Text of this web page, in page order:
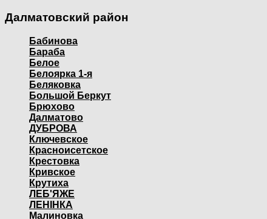
Далматовский район
Бабинова
Бараба
Белое
Белоярка 1-я
Беляковка
Большой Беркут
Брюхово
Далматово
ДУБРОВА
Ключевское
Красноисетское
Крестовка
Кривское
Крутиха
ЛЕБ'ЯЖЕ
ЛЕНІНКА
Малиновка